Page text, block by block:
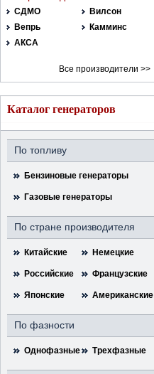
СДМО
Вилсон
Вепрь
Камминс
АКСА
Все производители >>
Каталог генераторов
По топливу
Бензиновые генераторы
Газовые генераторы
По стране производителя
Китайские Немецкие
Российские Французские
Японские Американские
По фазности
Однофазные Трехфазные